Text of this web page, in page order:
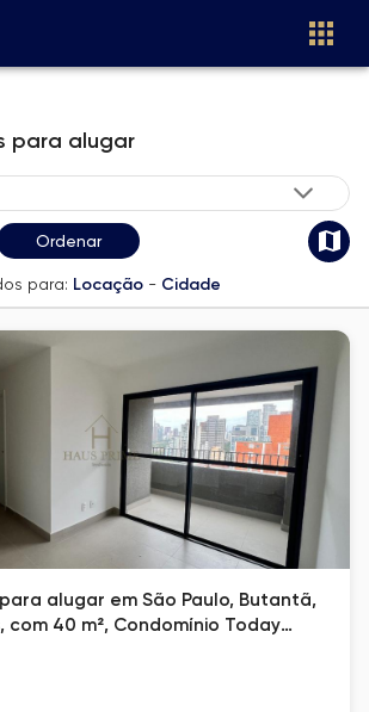
para alugar
Ordenar
para: Locação - Cidade
alugar em São Paulo, Butantã,
com 40 m², Condomínio Today